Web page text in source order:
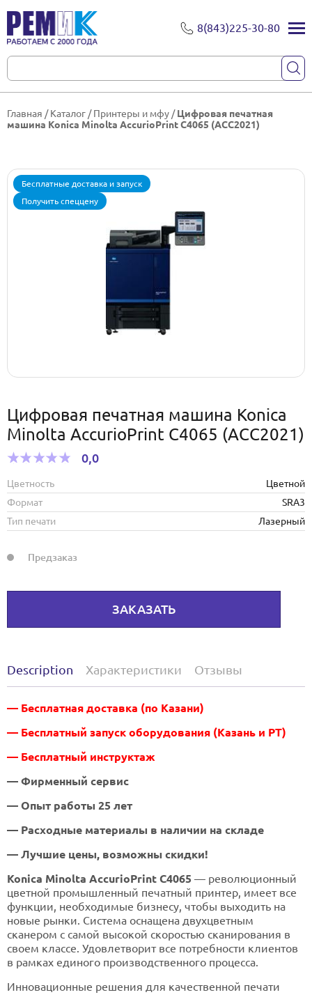
8(843)225-30-80
Главная /Каталог /Принтеры и мфу /Цифровая печатная
машина Konica Minolta AccurioPrint C4065 (ACC2021)
Бесплатные доставка и запуск
Получить спеццену
Цифровая печатная машина Konica
Minolta AccurioPrint C4065 (ACC2021)
0,0
Цветность
Цветной
Формат
SRA3
Тип печати
Лазерный
ЗАКАЗАТЬ
Предзаказ
Description Характеристики Отзывы
— Бесплатная доставка (по Казани)
— Бесплатный запуск оборудования (Казань и РТ)
— Бесплатный инструктаж
— Фирменный сервис
— Опыт работы 25 лет
— Расходные материалы в наличии на складе
— Лучшие цены, возможны скидки!
Konica Minolta AccurioPrint C4065 — революционный
цветной промышленный печатный принтер, имеет все
функции, необходимые бизнесу, чтобы выходить на
новые рынки. Cистема оснащена двухцветным
сканером с самой высокой скоростью сканирования в
своем классе. Удовлетворит все потребности клиентов
в рамках единого производственного процесса.
Инновационные решения для качественной печати